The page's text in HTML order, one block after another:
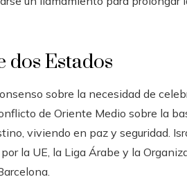
dos Estados
sobre la necesidad de
de Oriente Medio sobre la
viviendo en paz y seguridad.
la UE, la Liga Árabe y la